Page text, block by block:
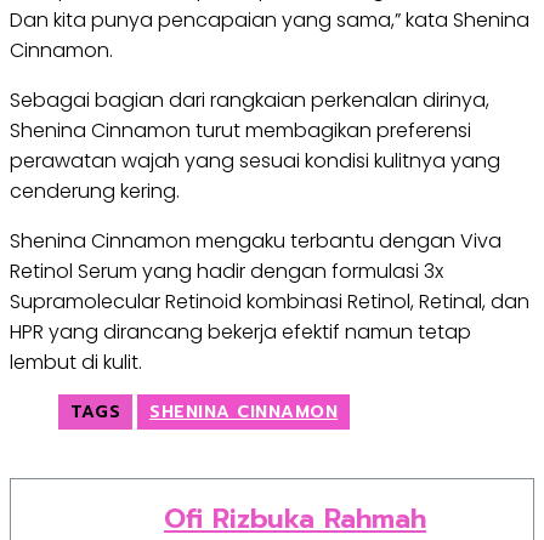
Dan kita punya pencapaian yang sama,” kata Shenina
Cinnamon.
Sebagai bagian dari rangkaian perkenalan dirinya,
Shenina Cinnamon turut membagikan preferensi
perawatan wajah yang sesuai kondisi kulitnya yang
cenderung kering.
Shenina Cinnamon mengaku terbantu dengan Viva
Retinol Serum yang hadir dengan formulasi 3x
Supramolecular Retinoid kombinasi Retinol, Retinal, dan
HPR yang dirancang bekerja efektif namun tetap
lembut di kulit.
TAGS SHENINA CINNAMON
Ofi Rizbuka Rahmah